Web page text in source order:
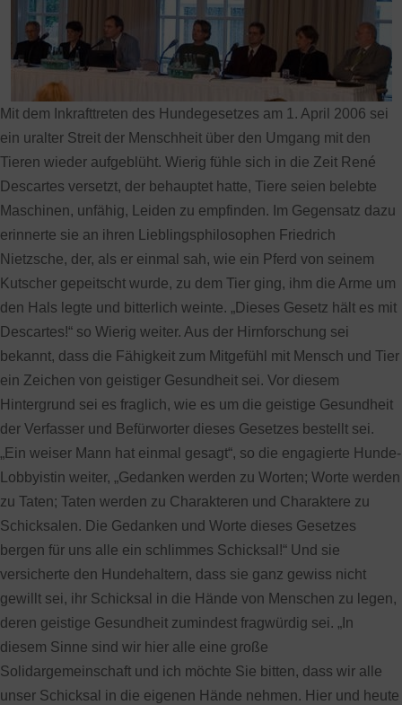
Mit dem Inkrafttreten des Hundegesetzes am 1. April 2006 sei
ein uralter Streit der Menschheit über den Umgang mit den
Tieren wieder aufgeblüht. Wierig fühle sich in die Zeit René
Descartes versetzt, der behauptet hatte, Tiere seien belebte
Maschinen, unfähig, Leiden zu empfinden. Im Gegensatz dazu
erinnerte sie an ihren Lieblingsphilosophen Friedrich
Nietzsche, der, als er einmal sah, wie ein Pferd von seinem
Kutscher gepeitscht wurde, zu dem Tier ging, ihm die Arme um
den Hals legte und bitterlich weinte. „Dieses Gesetz hält es mit
Descartes!“ so Wierig weiter. Aus der Hirnforschung sei
bekannt, dass die Fähigkeit zum Mitgefühl mit Mensch und Tier
ein Zeichen von geistiger Gesundheit sei. Vor diesem
Hintergrund sei es fraglich, wie es um die geistige Gesundheit
der Verfasser und Befürworter dieses Gesetzes bestellt sei.
„Ein weiser Mann hat einmal gesagt“, so die engagierte Hunde-
Lobbyistin weiter, „Gedanken werden zu Worten; Worte werden
zu Taten; Taten werden zu Charakteren und Charaktere zu
Schicksalen. Die Gedanken und Worte dieses Gesetzes
bergen für uns alle ein schlimmes Schicksal!“ Und sie
versicherte den Hundehaltern, dass sie ganz gewiss nicht
gewillt sei, ihr Schicksal in die Hände von Menschen zu legen,
deren geistige Gesundheit zumindest fragwürdig sei. „In
diesem Sinne sind wir hier alle eine große
Solidargemeinschaft und ich möchte Sie bitten, dass wir alle
unser Schicksal in die eigenen Hände nehmen. Hier und heute